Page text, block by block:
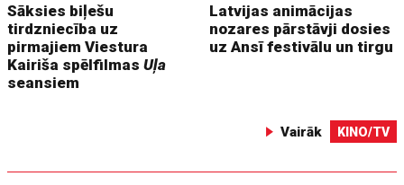
Sāksies biļešu
tirdzniecība uz
pirmajiem Viestura
Kairiša spēlfilmasUļa
seansiem
Latvijas animācijas
nozares pārstāvji dosies
uz Ansī festivālu un tirgu
Vairāk KINO/TV